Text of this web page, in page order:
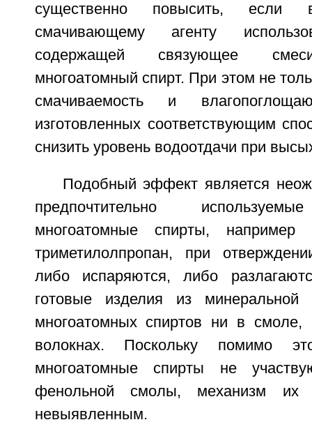
существенно повысить,
смачивающему агенту
содержащей связующее
многоатомный спирт. При этом не
смачиваемость и
изготовленных соответствующим
снизить уровень водоотдачи при
Подобный эффект является
предпочтительно
многоатомные спирты, например
триметилолпропан, при
либо испаряются, либо
готовые изделия из
многоатомных спиртов ни в
волокнах. Поскольку помимо
многоатомные спирты не
фенольной смолы, механизм их
невыявленным.